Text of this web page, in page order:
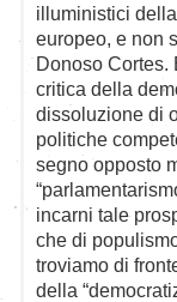
illuministici
europeo, e non
Donoso Cortes.
critica della
dissoluzione di
politiche
segno opposto
incarni tale
che di
troviamo di
della